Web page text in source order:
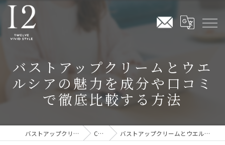
バストアップクリームとウエ
ルシアの魅力を成分や口コミ
で徹底比較する方法
バストアップクリームならTwelve Vivid Style COLUMN バストアップクリームとウエルシアの魅力を成分や口コミで徹底比較する方法